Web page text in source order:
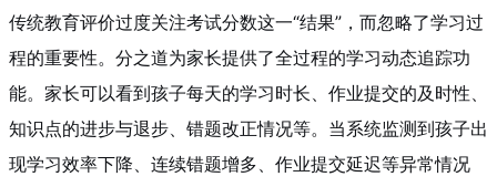
传统教育评价过度关注考试分数这一“结果”，而忽略了学习过
程的重要性。分之道为家长提供了全过程的学习动态追踪功
能。家长可以看到孩子每天的学习时长、作业提交的及时性、
知识点的进步与退步、错题改正情况等。当系统监测到孩子出
现学习效率下降、连续错题增多、作业提交延迟等异常情况